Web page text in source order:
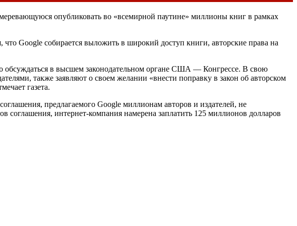
опубликовать во «всемирной паутине» миллионы книг в рамках
Google собирается выложить в широкий доступ книги, авторские права на
обсуждаться в высшем законодательном органе США — Конгрессе. В свою
также заявляют о своем желании «внести поправку в закон об авторском
газета.
предлагаемого Google миллионам авторов и издателей, не
интернет-компания намерена заплатить 125 миллионов долларов